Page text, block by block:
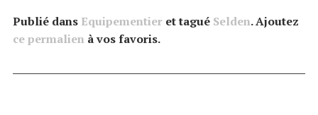
Publié dans Equipementier et tagué Selden. Ajoutez
ce permalien à vos favoris.